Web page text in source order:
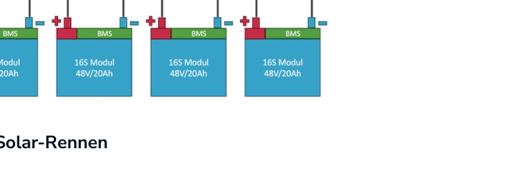
Rennen